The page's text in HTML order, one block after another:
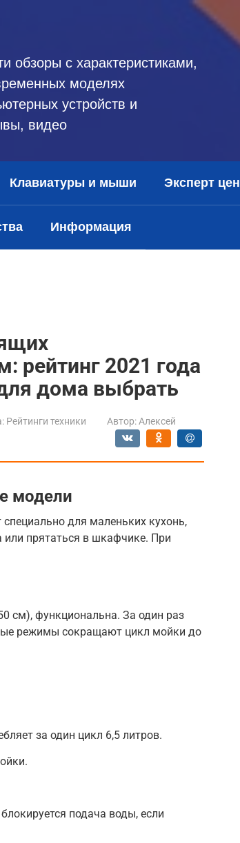
обзоры с характеристиками,
моделях
устройств и
видео
Клавиатуры и мыши Эксперт цен
Информация
рейтинг 2021 года
дома выбрать
Рейтинги техники Автор: Алексей
модели
для маленьких кухонь,
или прятаться в шкафчике. При
см), функциональна. За один раз
режимы сокращают цикл мойки до
за один цикл 6,5 литров.
подача воды, если